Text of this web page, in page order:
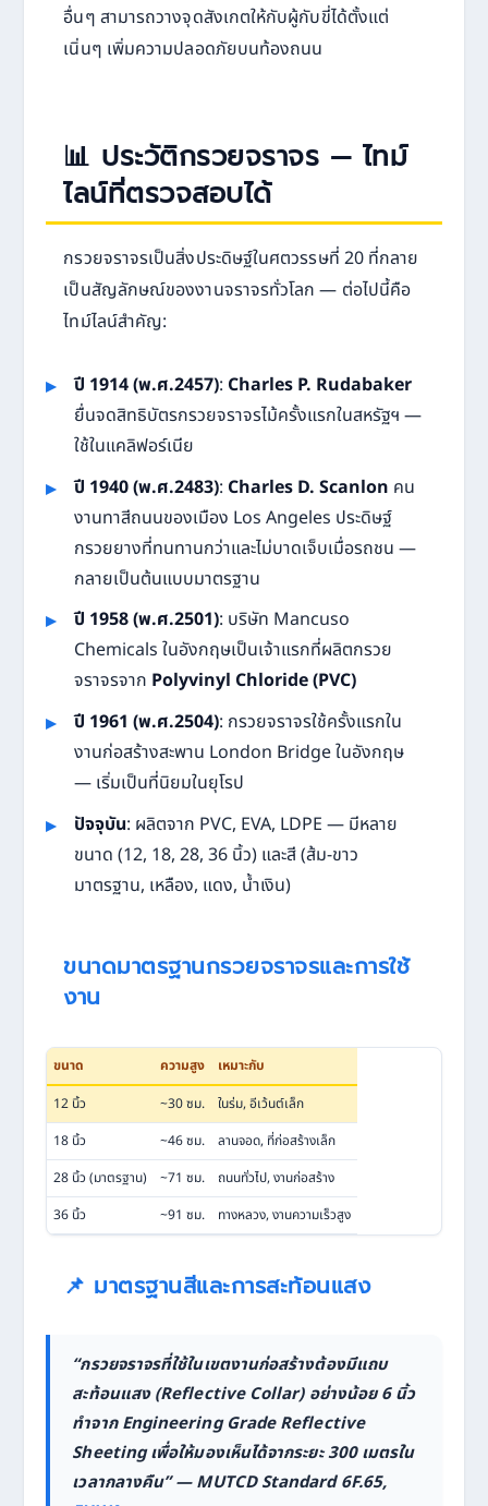
อื่นๆ สามารถวางจุดสังเกตให้กับผู้กับขี่ได้ตั้งแต่
เนิ่นๆ เพิ่มความปลอดภัยบนท้องถนน
📊 ประวัติกรวยจราจร — ไทม์
ไลน์ที่ตรวจสอบได้
กรวยจราจรเป็นสิ่งประดิษฐ์ในศตวรรษที่ 20 ที่กลาย
เป็นสัญลักษณ์ของงานจราจรทั่วโลก — ต่อไปนี้คือ
ไทม์ไลน์สำคัญ:
ปี 1914 (พ.ศ.2457): Charles P. Rudabaker
ยื่นจดสิทธิบัตรกรวยจราจรไม้ครั้งแรกในสหรัฐฯ —
ใช้ในแคลิฟอร์เนีย
ปี 1940 (พ.ศ.2483): Charles D. Scanlon คน
งานทาสีถนนของเมือง Los Angeles ประดิษฐ์
กรวยยางที่ทนทานกว่าและไม่บาดเจ็บเมื่อรถชน —
กลายเป็นต้นแบบมาตรฐาน
ปี 1958 (พ.ศ.2501): บริษัท Mancuso
Chemicals ในอังกฤษเป็นเจ้าแรกที่ผลิตกรวย
จราจรจาก Polyvinyl Chloride (PVC)
ปี 1961 (พ.ศ.2504): กรวยจราจรใช้ครั้งแรกใน
งานก่อสร้างสะพาน London Bridge ในอังกฤษ
— เริ่มเป็นที่นิยมในยุโรป
ปัจจุบัน: ผลิตจาก PVC, EVA, LDPE — มีหลาย
ขนาด (12, 18, 28, 36 นิ้ว) และสี (ส้ม-ขาว
มาตรฐาน, เหลือง, แดง, น้ำเงิน)
ขนาดมาตรฐานกรวยจราจรและการใช้
งาน
ขนาด ความสูง
เหมาะกับ
12 นิ้ว
~30 ซม.
ในร่ม, อีเว้นต์เล็ก
18 นิ้ว
~46 ซม.
ลานจอด, ที่ก่อสร้างเล็ก
28 นิ้ว (มาตรฐาน)
~71 ซม.
ถนนทั่วไป, งานก่อสร้าง
36 นิ้ว
~91 ซม. ทางหลวง, งานความเร็วสูง
📌 มาตรฐานสีและการสะท้อนแสง
“กรวยจราจรที่ใช้ในเขตงานก่อสร้างต้องมีแถบ
สะท้อนแสง (Reflective Collar) อย่างน้อย 6 นิ้ว
ทำจาก Engineering Grade Reflective
Sheeting เพื่อให้มองเห็นได้จากระยะ 300 เมตรใน
เวลากลางคืน” — MUTCD Standard 6F.65,